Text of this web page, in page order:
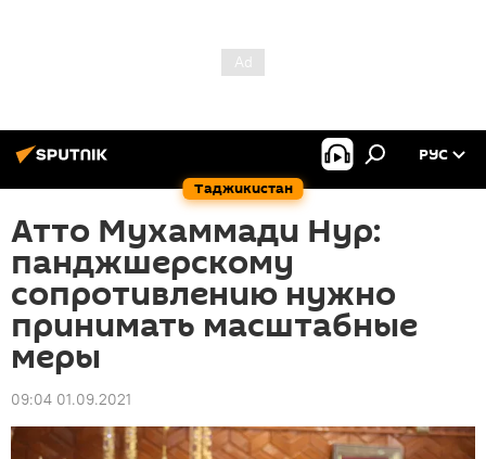
Таджикистан
РУС
Атто Мухаммади Нур:
панджшерскому
сопротивлению нужно
принимать масштабные
меры
09:04 01.09.2021